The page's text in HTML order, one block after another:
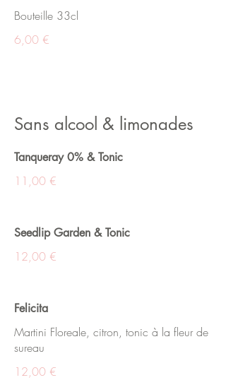
Bouteille 33cl
6,00 €
Sans alcool & limonades
Tanqueray 0% & Tonic
11,00 €
Seedlip Garden & Tonic
12,00 €
Felicita
Martini Floreale, citron, tonic à la fleur de
sureau
12,00 €